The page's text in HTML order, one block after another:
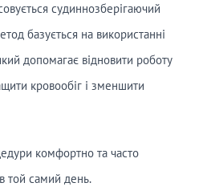
судиннозберігаючий
базується на використанні
допомагає відновити роботу
кровообіг і зменшити
комфортно та часто
той самий день.